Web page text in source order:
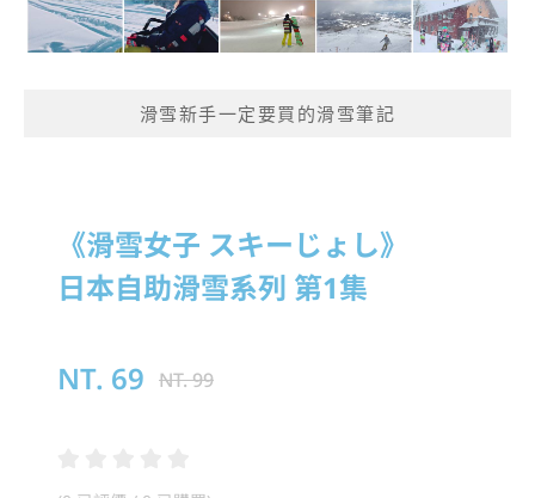
滑雪新手一定要買的滑雪筆記